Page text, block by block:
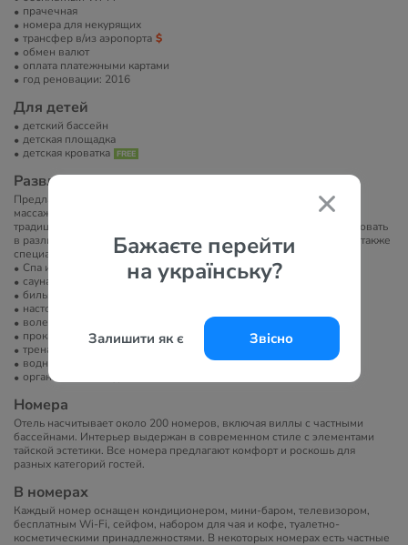
Бажаєте перейти
на українську?
Залишити як є Звісно
прачечная
номера для некурящих
трансфер в/из аэропорта
обмен валют
оплата платежными картами
год реновации: 2016
Для детей
детский бассейн
детская площадка
детская кроватка
Развлечение и спорт
Предлагает спа-центр Apsara Spa с процедурными комнатами для
массажа и релаксации, где можно насладиться разнообразными
традиционными тайскими процедурами. Отдыхающие могут участвовать
в различных активностях, включая водные виды спорта, фитнес, а также
специальные мероприятия на пляже.
Спа или велнес-центр
сауна/баня/хамам
бильярд
настольный теннис
волейбол
прокат велосипедов
тренажерный зал
водные развлечения
организация экскурсий
Номера
Отель насчитывает около 200 номеров, включая виллы с частными
бассейнами. Интерьер выдержан в современном стиле с элементами
тайской эстетики. Все номера предлагают комфорт и роскошь для
разных категорий гостей.
В номерах
Каждый номер оснащен кондиционером, мини-баром, телевизором,
бесплатным Wi-Fi, сейфом, набором для чая и кофе, туалетно-
косметическими принадлежностями. В некоторых номерах есть частные